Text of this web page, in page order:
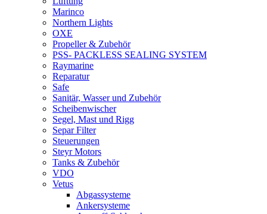
Marinco
Northern Lights
OXE
Propeller & Zubehör
PSS- PACKLESS SEALING SYSTEM
Raymarine
Reparatur
Safe
Sanitär, Wasser und Zubehör
Scheibenwischer
Segel, Mast und Rigg
Separ Filter
Steuerungen
Steyr Motors
Tanks & Zubehör
VDO
Vetus
Abgassysteme
Ankersysteme